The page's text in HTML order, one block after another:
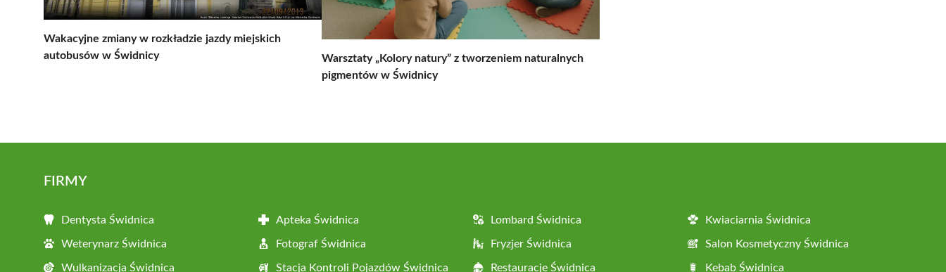
Wakacyjne zmiany w rozkładzie jazdy miejskich
autobusów w Świdnicy
Warsztaty „Kolory natury” z tworzeniem naturalnych
pigmentów w Świdnicy
FIRMY
Dentysta Świdnica Apteka Świdnica Lombard Świdnica Kwiaciarnia Świdnica
Weterynarz Świdnica Fotograf Świdnica Fryzjer Świdnica Salon Kosmetyczny Świdnica
Wulkanizacja Świdnica Stacja Kontroli Pojazdów Świdnica Restauracje Świdnica Kebab Świdnica